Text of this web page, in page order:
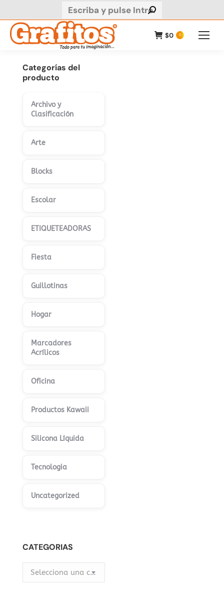
Buscar:
$0 0
Categorías del
producto
Archivo y
Clasificación
Arte
Blocks
Escolar
ETIQUETEADORAS
Fiesta
Guillotinas
Hogar
Marcadores
Acrílicos
Oficina
Productos Kawaii
Silicona Líquida
Tecnologia
Uncategorized
CATEGORIAS
Selecciona una categoría